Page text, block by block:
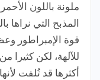
ملونة باللون
المذبح التي
قوة الإمبراطور
للآلهة، لكن
أكثرها قد تُلفت